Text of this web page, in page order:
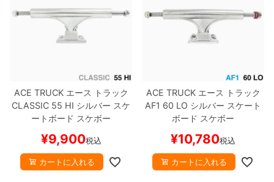
ACE TRUCKエース トラック
CLASSIC 55 HI シルバー スケ
ートボード スケボー
¥9,900税込
カートに入れる
ACE TRUCKエース トラック
AF1 60 LO シルバー スケート
ボード スケボー
¥10,780税込
カートに入れる